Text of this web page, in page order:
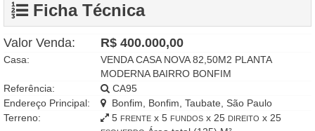
Ficha Técnica
Valor Venda: R$ 400.000,00
Casa:
VENDA CASA NOVA 82,50M2 PLANTA
MODERNA BAIRRO BONFIM
Referência:
CA95
Endereço Principal:
Bonfim, Bonfim, Taubate, São Paulo
Terreno:
5 FRENTE x 5 FUNDOS x 25 DIREITO x 25